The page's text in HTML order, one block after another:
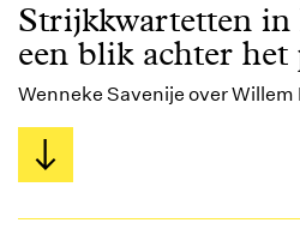
Strijkkwartetten in
een blik achter
Wenneke Savenije over Willem